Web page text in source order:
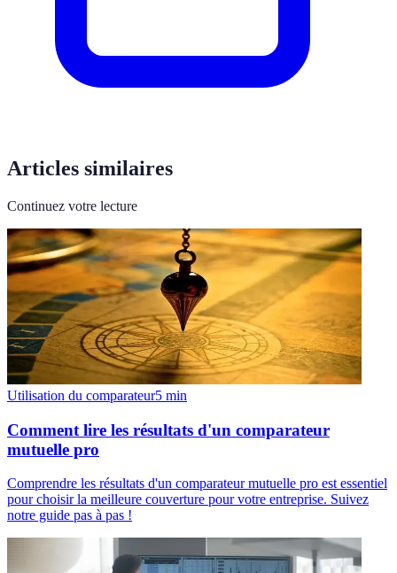
Articles similaires
Continuez votre lecture
Utilisation du comparateur5 min
Comment lire les résultats d'un comparateur
mutuelle pro
Comprendre les résultats d'un comparateur mutuelle pro est essentiel
pour choisir la meilleure couverture pour votre entreprise. Suivez
notre guide pas à pas !